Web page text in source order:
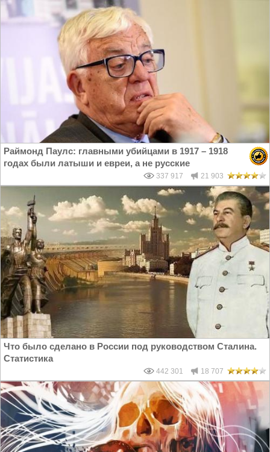
Раймонд Паулс: главными убийцами в 1917 – 1918
годах были латыши и евреи, а не русские
337 917 21 903
Что было сделано в России под руководством Сталина.
Статистика
442 301 18 707